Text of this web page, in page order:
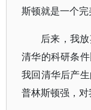
斯顿就是一个完
后来，我
清华的科研条
我回清华后产
普林斯顿强，对